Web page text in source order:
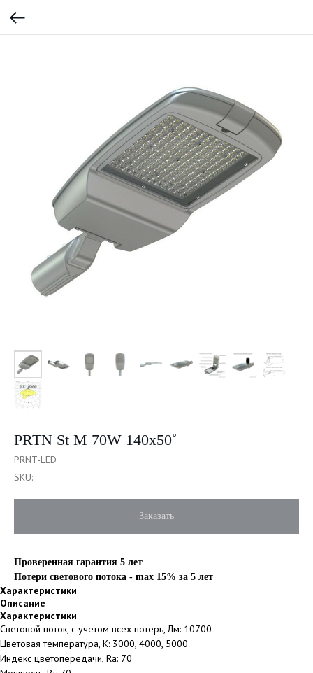
PRTN St M 70W 140x50˚
PRNT-LED
SKU:
Заказать
Проверенная гарантия 5 лет
Потери светового потока - max 15% за 5 лет
Характеристики
Описание
Характеристики
Световой поток, с учетом всех потерь, Лм: 10700
Цветовая температура, К: 3000, 4000, 5000
Индекс цветопередачи, Ra: 70